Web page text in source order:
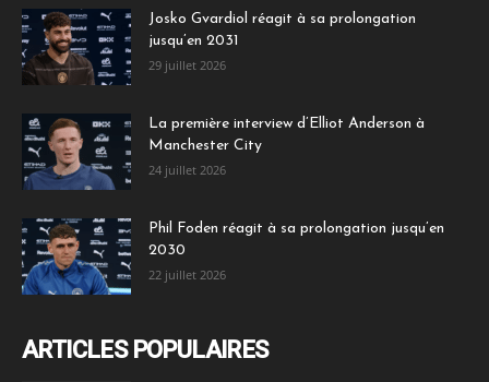
Josko Gvardiol réagit à sa prolongation
jusqu’en 2031
29 juillet 2026
La première interview d’Elliot Anderson à
Manchester City
24 juillet 2026
Phil Foden réagit à sa prolongation jusqu’en
2030
22 juillet 2026
ARTICLES POPULAIRES